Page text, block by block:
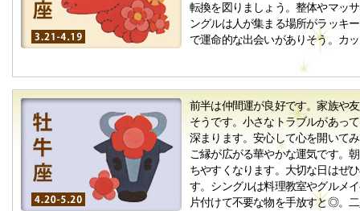
転換を図りましょう。整体やマッ
ングルは人が集まる場所がラッキ
で運命的な出会いがありそう。カ
前半は仲間運が良好です。家族や
そうです。小さなトラブルがあっ
深まります。安心して心を開いて
ご縁が広がる華やかな運気です。
ちやすくなります。大切な日はぜ
す。シングルは料理教室やグルメ
片付けて不要な物を手放すと◎。